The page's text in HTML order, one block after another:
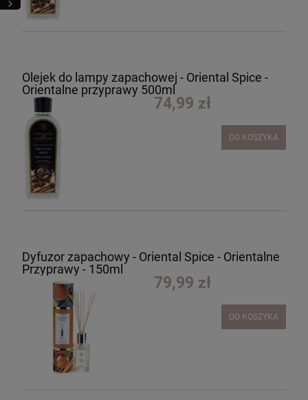
Olejek do lampy zapachowej - Oriental Spice -
Orientalne przyprawy 500ml
74,99 zł
DO KOSZYKA
Dyfuzor zapachowy - Oriental Spice - Orientalne
Przyprawy - 150ml
79,99 zł
DO KOSZYKA